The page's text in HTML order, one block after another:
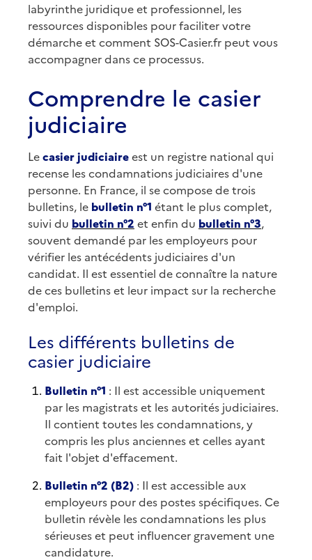
labyrinthe juridique et professionnel, les
ressources disponibles pour faciliter votre
démarche et comment SOS-Casier.fr peut vous
accompagner dans ce processus.
Comprendre le casier
judiciaire
Lecasier judiciaireest un registre national qui
recense les condamnations judiciaires d'une
personne. En France, il se compose de trois
bulletins, le bulletin n°1 étant le plus complet,
suivi du bulletin n°2 et enfin du bulletin n°3,
souvent demandé par les employeurs pour
vérifier les antécédents judiciaires d'un
candidat. Il est essentiel de connaître la nature
de ces bulletins et leur impact sur la recherche
d'emploi.
Les différents bulletins de
casier judiciaire
Bulletin n°1 : Il est accessible uniquement
par les magistrats et les autorités judiciaires.
Il contient toutes les condamnations, y
compris les plus anciennes et celles ayant
fait l'objet d'effacement.
Bulletin n°2 (B2) : Il est accessible aux
employeurs pour des postes spécifiques. Ce
bulletin révèle les condamnations les plus
sérieuses et peut influencer gravement une
candidature.